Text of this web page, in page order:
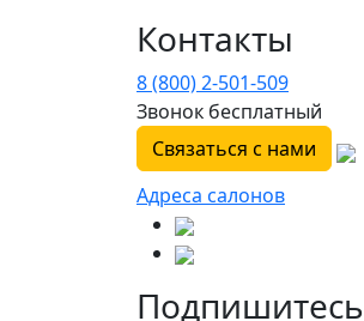
Контакты
8 (800) 2-501-509
Звонок бесплатный
Связаться с нами
Адреса салонов
Подпишитесь